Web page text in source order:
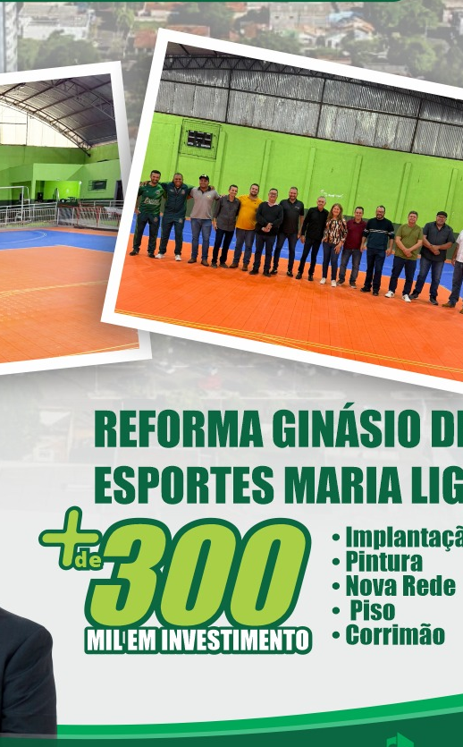
(40) notícia(s) encontrada(s).
DE KART
PÚBLICO PARA
Nº. 022/2022-
CHAMAMENTO PÚBLICO PARA
Nº. 021/2022-
- castração gratuita de cães e
SESA